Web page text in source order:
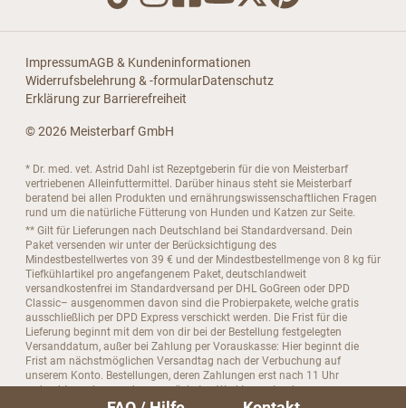
ImpressumAGB & Kundeninformationen
Widerrufsbelehrung & -formularDatenschutz
Erklärung zur Barrierefreiheit
© 2026 Meisterbarf GmbH
* Dr. med. vet. Astrid Dahl ist Rezeptgeberin für die von Meisterbarf
vertriebenen Alleinfuttermittel. Darüber hinaus steht sie Meisterbarf
beratend bei allen Produkten und ernährungswissenschaftlichen Fragen
rund um die natürliche Fütterung von Hunden und Katzen zur Seite.
** Gilt für Lieferungen nach Deutschland bei Standardversand. Dein
Paket versenden wir unter der Berücksichtigung des
Mindestbestellwertes von 39 € und der Mindestbestellmenge von 8 kg für
Tiefkühlartikel pro angefangenem Paket, deutschlandweit
versandkostenfrei im Standardversand per DHL GoGreen oder DPD
Classic– ausgenommen davon sind die Probierpakete, welche gratis
ausschließlich per DPD Express verschickt werden. Die Frist für die
Lieferung beginnt mit dem von dir bei der Bestellung festgelegten
Versanddatum, außer bei Zahlung per Vorauskasse: Hier beginnt die
Frist am nächstmöglichen Versandtag nach der Verbuchung auf
unserem Konto. Bestellungen, deren Zahlungen erst nach 11 Uhr
verbucht wurden, werden am nächsten Werktag unter der
Berücksichtigung der Versandtage Montag, Dienstag, Mittwoch und